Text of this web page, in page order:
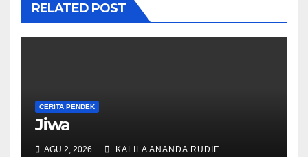
RELATED POST
CERITA PENDEK
Jiwa
AGU 2, 2026 KALILA ANANDA RUDIF